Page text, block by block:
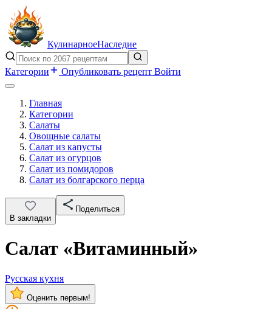
КулинарноеНаследие
Категории Опубликовать рецепт Войти
Главная
Категории
Салаты
Овощные салаты
Салат из капусты
Салат из огурцов
Салат из помидоров
Салат из болгарского перца
В закладки
Поделиться
Салат «Витаминный»
Русская кухня
Оценить первым!